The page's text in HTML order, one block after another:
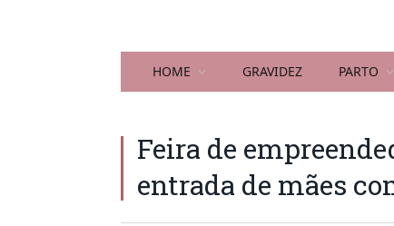
HOME GRAVIDEZ PARTO
Feira de
entrada de mães